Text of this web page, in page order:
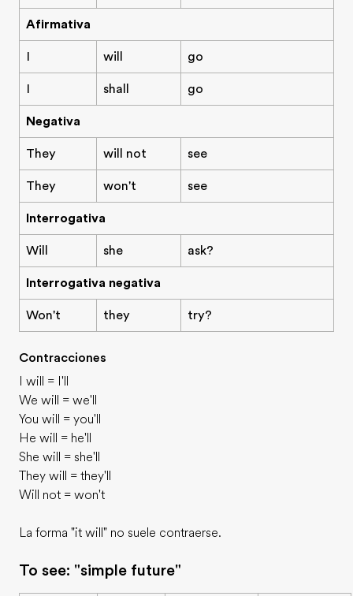
Afirmativa
I will go
I shall go
Negativa
They will not see
They won't see
Interrogativa
Will she ask?
Interrogativa negativa
Won't they try?
Contracciones
I will = I'll
We will = we'll
You will = you'll
He will = he'll
She will = she'll
They will = they'll
Will not = won't
La forma "it will" no suele contraerse.
To see: "simple future"